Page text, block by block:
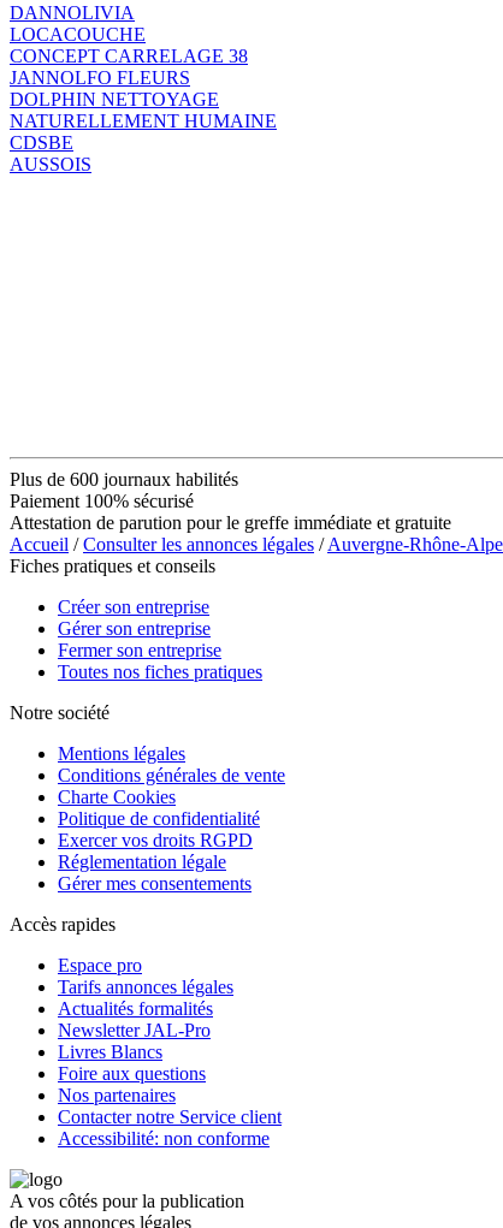
DANNOLIVIA
LOCACOUCHE
CONCEPT CARRELAGE 38
JANNOLFO FLEURS
DOLPHIN NETTOYAGE
NATURELLEMENT HUMAINE
CDSBE
AUSSOIS
Plus de 600 journaux habilités
Paiement 100% sécurisé
Attestation de parution pour le greffe immédiate et gratuite
Accueil /Consulter les annonces légales /Auvergne-Rhône-
Fiches pratiques et conseils
Créer son entreprise
Gérer son entreprise
Fermer son entreprise
Toutes nos fiches pratiques
Notre société
Mentions légales
Conditions générales de vente
Charte Cookies
Politique de confidentialité
Exercer vos droits RGPD
Réglementation légale
Gérer mes consentements
Accès rapides
Espace pro
Tarifs annonces légales
Actualités formalités
Newsletter JAL-Pro
Livres Blancs
Foire aux questions
Nos partenaires
Contacter notre Service client
Accessibilité: non conforme
A vos côtés pour la publication
de vos annonces légales